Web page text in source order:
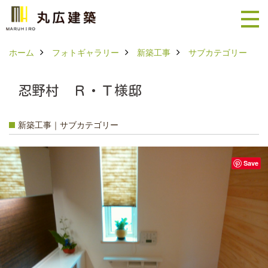
ホーム フォトギャラリー 新築工事 サブカテゴリー
忍野村 Ｒ・Ｔ様邸
新築工事｜サブカテゴリー
Save